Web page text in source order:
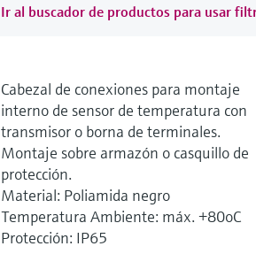
Ir al buscador de productos para usar
Cabezal de conexiones para montaje
interno de sensor de temperatura con
transmisor o borna de terminales.
Montaje sobre armazón o casquillo de
protección.
Material: Poliamida negro
Temperatura Ambiente: máx. +80oC
Protección: IP65